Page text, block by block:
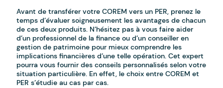
Avant de transférer votre COREM vers un PER, prenez le
temps d’évaluer soigneusement les avantages de chacun
de ces deux produits. N’hésitez pas à vous faire aider
d’un professionnel de la finance ou d’un conseiller en
gestion de patrimoine pour mieux comprendre les
implications financières d’une telle opération. Cet expert
pourra vous fournir des conseils personnalisés selon votre
situation particulière. En effet, le choix entre COREM et
PER s’étudie au cas par cas.